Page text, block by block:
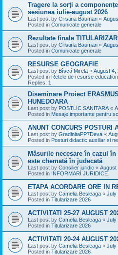
Tragere la sorți a
sesiunea iulie-august 2026
Last post by Cristina Bauman «
Posted in Comunicate generale
Rezultate finale
Last post by Cristina Bauman «
Posted in Comunicate generale
RESURSE GEOGRAFIE
Last post by Bîscă Mirela « August 4,
Posted in Retele de resurse
Replies: 1
Diseminare Proiect
HUNEDOARA
Last post by POSTLIC SANITARA «
Posted in Mesaje importante pentru
ANUNT CONCURS POSTURI
Last post by GradinitaPP7Deva «
Posted in Posturi didactic auxiliar si
Măsurile necesare în cazul
este chemată în judecată
Last post by Consilier juridic « August
Posted in INFORMARI JURIDICE
ETAPA ACORDARE ORE IN
Last post by Camelia Besleaga « July
Posted in Titularizare 2026
ACTIVITATI 25-27 AUGUST
Last post by Camelia Besleaga « July
Posted in Titularizare 2026
ACTIVITATI 20-24 AUGUST
Last post by Camelia Besleaga « July
Posted in Titularizare 2026